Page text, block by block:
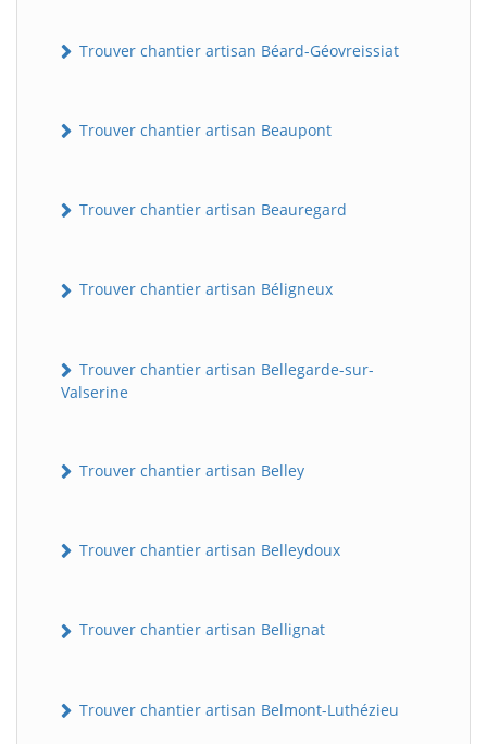
Trouver chantier artisan Béard-Géovreissiat
Trouver chantier artisan Beaupont
Trouver chantier artisan Beauregard
Trouver chantier artisan Béligneux
Trouver chantier artisan Bellegarde-sur-
Valserine
Trouver chantier artisan Belley
Trouver chantier artisan Belleydoux
Trouver chantier artisan Bellignat
Trouver chantier artisan Belmont-Luthézieu